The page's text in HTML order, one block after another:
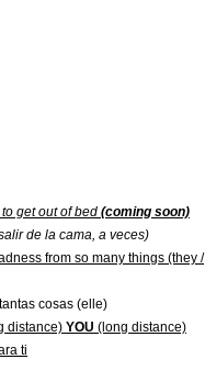
get out of bed (coming soon)
de la cama, a veces)
from so many things (they /
cosas (elle)
distance) YOU (long distance)
ti